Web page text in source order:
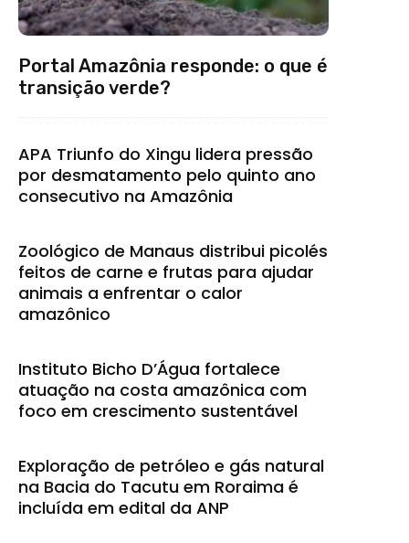
Portal Amazônia responde: o que é
transição verde?
APA Triunfo do Xingu lidera pressão
por desmatamento pelo quinto ano
consecutivo na Amazônia
Zoológico de Manaus distribui picolés
feitos de carne e frutas para ajudar
animais a enfrentar o calor
amazônico
Instituto Bicho D’Água fortalece
atuação na costa amazônica com
foco em crescimento sustentável
Exploração de petróleo e gás natural
na Bacia do Tacutu em Roraima é
incluída em edital da ANP